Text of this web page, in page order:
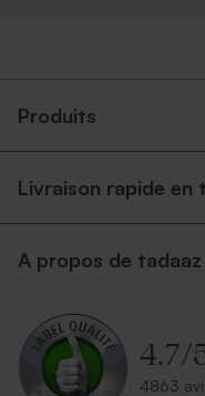
Produits
Livraison rapide en
A propos de tadaaz
4.7/
4863